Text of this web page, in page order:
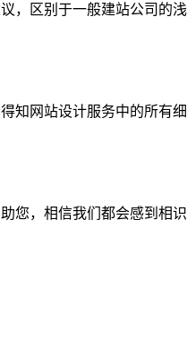
，区别于一般建站公司的
知网站设计服务中的所有
您，相信我们都会感到相